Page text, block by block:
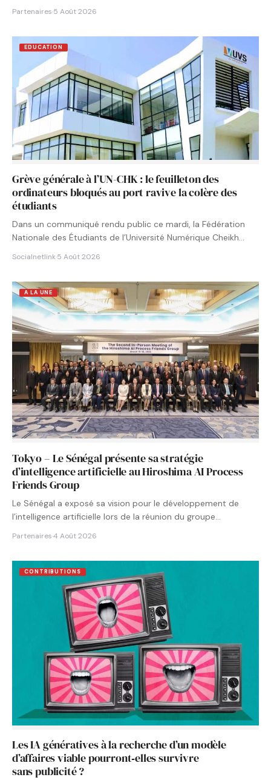
Partenaires·5 Août 2026
EDUCATION
Grève générale à l’UN-CHK : le feuilleton des
ordinateurs bloqués au port ravive la colère des
étudiants
Dans un communiqué rendu public ce mardi, la Fédération
Nationale des Étudiants de l’Université Numérique Cheikh
Socialnetlink·5 Août 2026
A LA UNE
Tokyo – Le Sénégal présente sa stratégie
d’intelligence artificielle au Hiroshima AI Process
Friends Group
Le Sénégal a exposé sa vision pour le développement de
l’intelligence artificielle lors de la réunion du groupe…
Partenaires·4 Août 2026
CONTRIBUTIONS
Les IA génératives à la recherche d’un modèle
d’affaires viable pourront‑elles survivre
sans publicité ?